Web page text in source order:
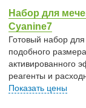
Набор для
Cyanine7
Готовый набор
подобного
активированного
реагенты и
Показать цены